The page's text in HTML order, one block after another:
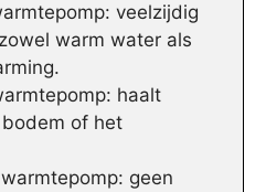
veelzijdig
warm water als
haalt
of het
geen